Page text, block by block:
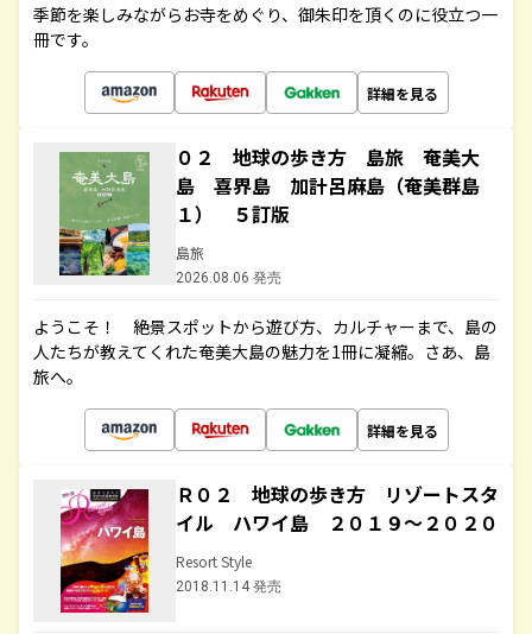
季節を楽しみながらお寺をめぐり、御朱印を頂くのに役立つ一
冊です。
詳細を見る
０２ 地球の歩き方 島旅 奄美大
島 喜界島 加計呂麻島（奄美群島
１） ５訂版
島旅
2026.08.06 発売
ようこそ！ 絶景スポットから遊び方、カルチャーまで、島の
人たちが教えてくれた奄美大島の魅力を1冊に凝縮。さあ、島
旅へ。
詳細を見る
Ｒ０２ 地球の歩き方 リゾートスタ
イル ハワイ島 ２０１９～２０２０
Resort Style
2018.11.14 発売